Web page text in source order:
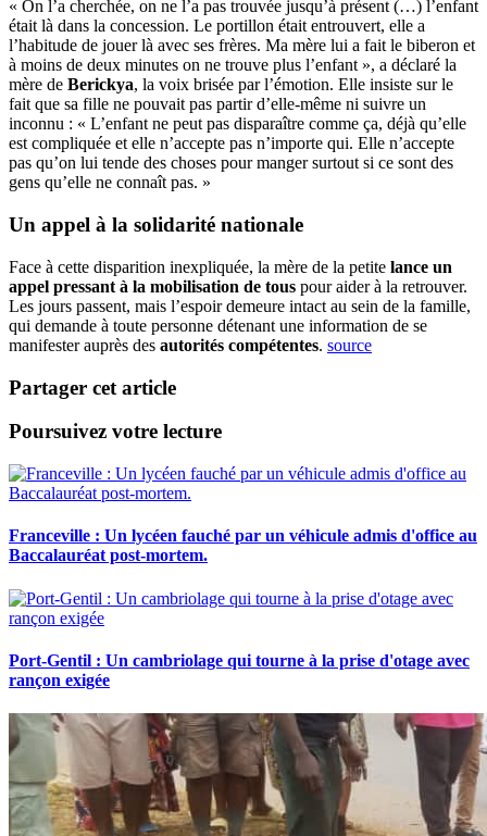
« On l’a cherchée, on ne l’a pas trouvée jusqu’à présent (…) l’enfant
était là dans la concession. Le portillon était entrouvert, elle a
l’habitude de jouer là avec ses frères. Ma mère lui a fait le biberon et
à moins de deux minutes on ne trouve plus l’enfant », a déclaré la
mère de Berickya, la voix brisée par l’émotion. Elle insiste sur le
fait que sa fille ne pouvait pas partir d’elle-même ni suivre un
inconnu : « L’enfant ne peut pas disparaître comme ça, déjà qu’elle
est compliquée et elle n’accepte pas n’importe qui. Elle n’accepte
pas qu’on lui tende des choses pour manger surtout si ce sont des
gens qu’elle ne connaît pas. »
Un appel à la solidarité nationale
Face à cette disparition inexpliquée, la mère de la petite lance un
appel pressant à la mobilisation de tous pour aider à la retrouver.
Les jours passent, mais l’espoir demeure intact au sein de la famille,
qui demande à toute personne détenant une information de se
manifester auprès des autorités compétentes. source
Partager cet article
Poursuivez votre lecture
Franceville : Un lycéen fauché par un véhicule admis d'office au
Baccalauréat post-mortem.
Port-Gentil : Un cambriolage qui tourne à la prise d'otage avec
rançon exigée